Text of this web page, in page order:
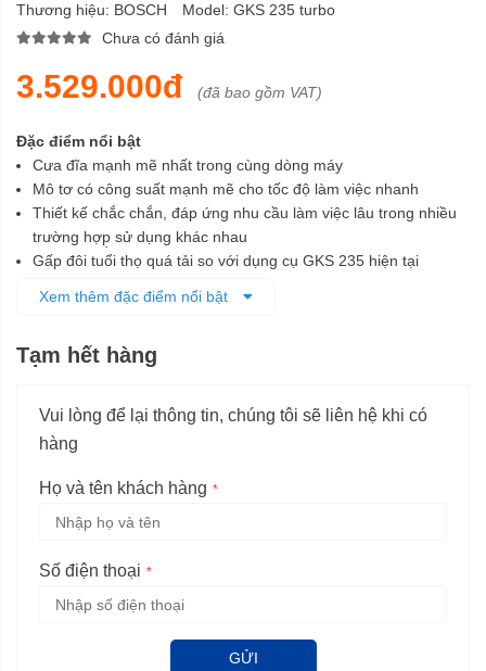
Thương hiệu: BOSCH Model: GKS 235 turbo
Chưa có đánh giá
3.529.000đ (đã bao gồm VAT)
Đặc điểm nổi bật
Cưa đĩa mạnh mẽ nhất trong cùng dòng máy
Mô tơ có công suất mạnh mẽ cho tốc độ làm việc nhanh
Thiết kế chắc chắn, đáp ứng nhu cầu làm việc lâu trong nhiều
trường hợp̣ sử dụng khác nhau
Gấp đôi tuổi thọ quá tải so với dụng cụ GKS 235 hiện tại
Có chức năng thổi khí tích hợp giúp sạch bụi trên phôi gia công
Xem thêm đặc điểm nổi bật
Tạm hết hàng
Vui lòng để lại thông tin, chúng tôi sẽ liên hệ khi có
hàng
Họ và tên khách hàng
Số điện thoại
GỬI